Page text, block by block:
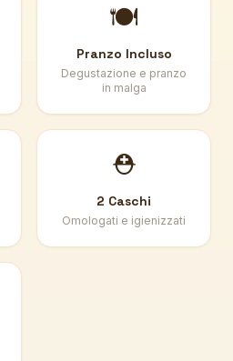
🍽️
Pranzo Incluso
Degustazione e pranzo
in malga
⛑️
2 Caschi
Omologati e igienizzati